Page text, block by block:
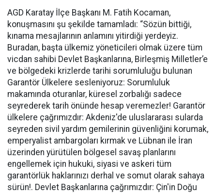
AGD Karatay İlçe Başkanı M. Fatih Kocaman,
konuşmasını şu şekilde tamamladı: “Sözün bittiği,
kınama mesajlarının anlamını yitirdiği yerdeyiz.
Buradan, başta ülkemiz yöneticileri olmak üzere tüm
vicdan sahibi Devlet Başkanlarına, Birleşmiş Milletler’e
ve bölgedeki krizlerde tarihi sorumluluğu bulunan
Garantör Ülkelere sesleniyoruz: Sorumluluk
makamında oturanlar, küresel zorbalığı sadece
seyrederek tarih önünde hesap veremezler! Garantör
ülkelere çağrımızdır: Akdeniz'de uluslararası sularda
seyreden sivil yardım gemilerinin güvenliğini korumak,
emperyalist ambargoları kırmak ve Lübnan ile İran
üzerinden yürütülen bölgesel savaş planlarını
engellemek için hukuki, siyasi ve askeri tüm
garantörlük haklarınızı derhal ve somut olarak sahaya
sürün!. Devlet Başkanlarına çağrımızdır: Çin'in Doğu